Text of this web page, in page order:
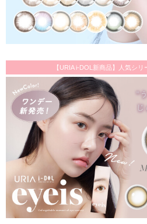
【URIA i-DOL新商品】人気シリ